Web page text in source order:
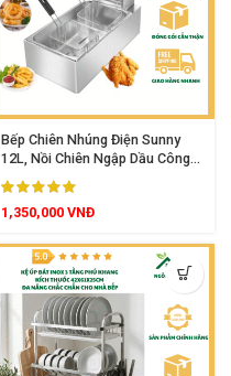
Bếp Chiên Nhúng Điện Sunny
12L, Nồi Chiên Ngập Dầu Công
Suất 2500W, Dung Tích Lớn Inox
Cao Cấp
1,350,000 VNĐ